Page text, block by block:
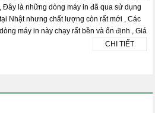
, Đây là những dòng máy in đã qua sử dụng
tại Nhật nhưng chất lượng còn rất mới , Các
dòng máy in này chạy rất bền và ổn định , Giá
CHI TIẾT